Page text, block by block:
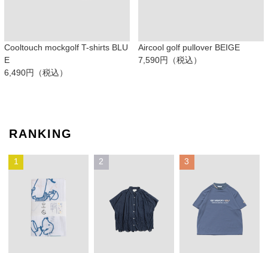
Cooltouch mockgolf T-shirts BLU
E
6,490円（税込）
Aircool golf pullover BEIGE
7,590円（税込）
RANKING
1 2 3